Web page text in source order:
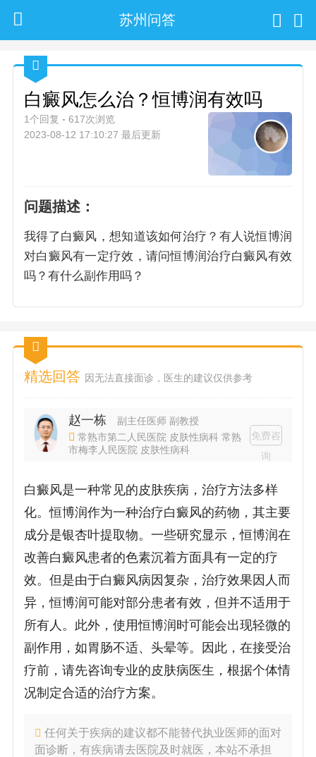
苏州问答
白癜风怎么治？恒博润有效吗
1个回复
617次浏览
2023-08-12 17:10:27 最后更新
问题描述：
我得了白癜风，想知道该如何治疗？有人说恒博润
对白癜风有一定疗效，请问恒博润治疗白癜风有效
吗？有什么副作用吗？
精选回答 因无法直接面诊，医生的建议仅供参考
赵一栋
副主任医师 副教授
常熟市第二人民医院 皮肤性病科 常熟
市梅李人民医院 皮肤性病科
免费咨
询
白癜风是一种常见的皮肤疾病，治疗方法多样
化。恒博润作为一种治疗白癜风的药物，其主要
成分是银杏叶提取物。一些研究显示，恒博润在
改善白癜风患者的色素沉着方面具有一定的疗
效。但是由于白癜风病因复杂，治疗效果因人而
异，恒博润可能对部分患者有效，但并不适用于
所有人。此外，使用恒博润时可能会出现轻微的
副作用，如胃肠不适、头晕等。因此，在接受治
疗前，请先咨询专业的皮肤病医生，根据个体情
况制定合适的治疗方案。
任何关于疾病的建议都不能替代执业医师的面对
面诊断，有疾病请去医院及时就医，本站不承担